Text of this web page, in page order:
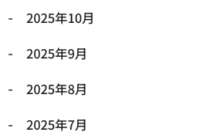
2025年10月
2025年9月
2025年8月
2025年7月